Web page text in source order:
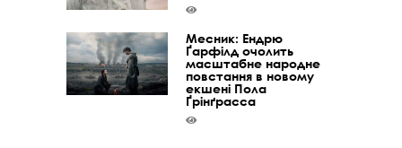
Месник: Ендрю
Ґарфілд очолить
масштабне народне
повстання в новому
екшені Пола
Ґрінґрасса